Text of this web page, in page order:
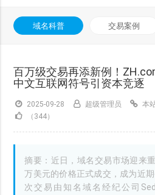
域名科普 交易案例
百万级交易再添新例！
中文互联网符号引资本竞逐
2025-09-28 超级管理员 本
（344）
摘要：近日，域名交易市场迎来
万美元的价格正式成交，成为近
次交易由知名域名经纪公司